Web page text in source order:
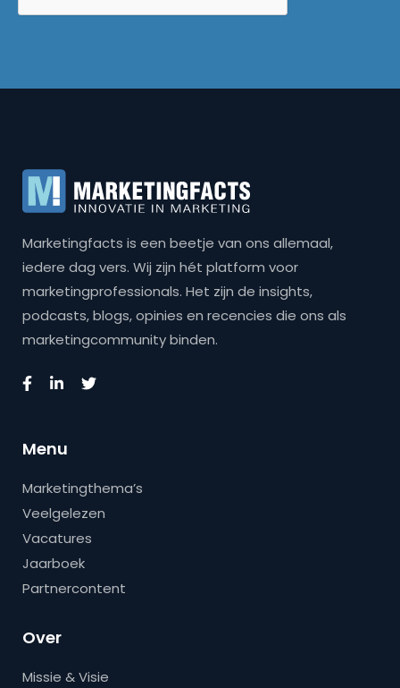
Marketingfacts is een beetje van ons allemaal,
iedere dag vers. Wij zijn hét platform voor
marketingprofessionals. Het zijn de insights,
podcasts, blogs, opinies en recencies die ons als
marketingcommunity binden.
Menu
Marketingthema’s
Veelgelezen
Vacatures
Jaarboek
Partnercontent
Over
Missie & Visie